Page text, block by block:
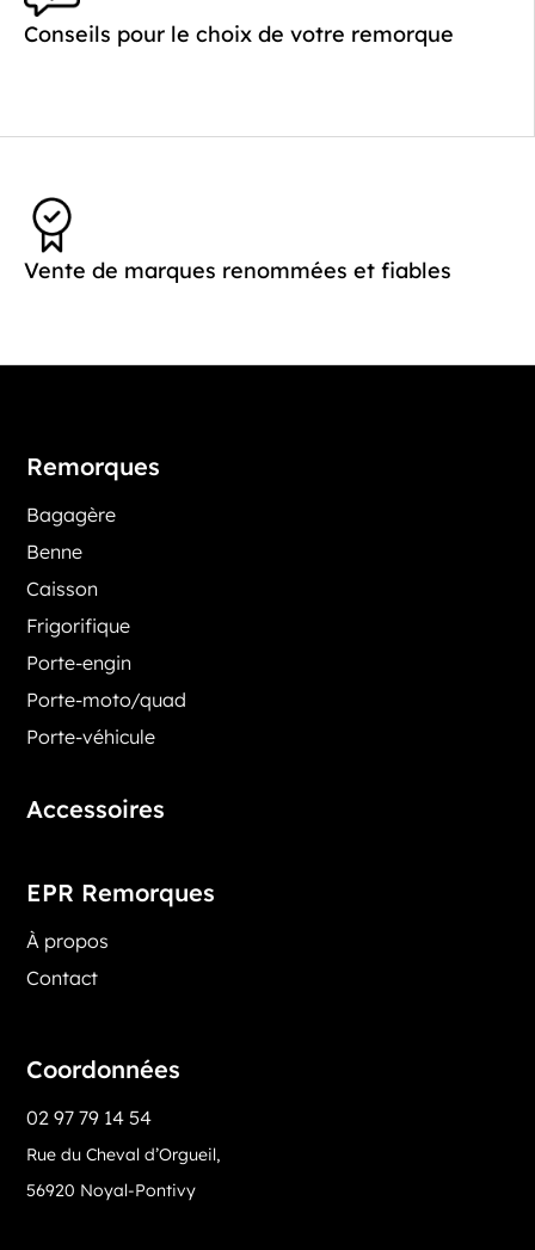
Conseils pour le choix de votre remorque
Vente de marques renommées et fiables
Remorques
Bagagère
Benne
Caisson
Frigorifique
Porte-engin
Porte-moto/quad
Porte-véhicule
Accessoires
EPR Remorques
À propos
Contact
Coordonnées
02 97 79 14 54
Rue du Cheval d’Orgueil,
56920 Noyal-Pontivy